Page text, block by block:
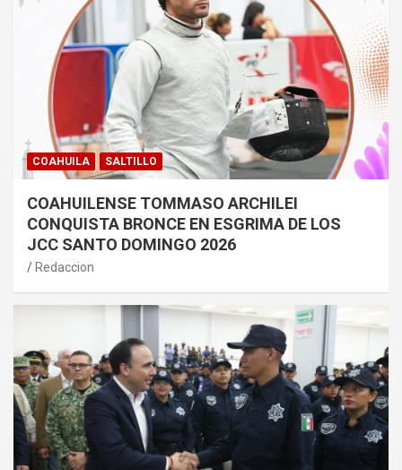
COAHUILA SALTILLO
COAHUILENSE TOMMASO ARCHILEI
CONQUISTA BRONCE EN ESGRIMA DE LOS
JCC SANTO DOMINGO 2026
Redaccion